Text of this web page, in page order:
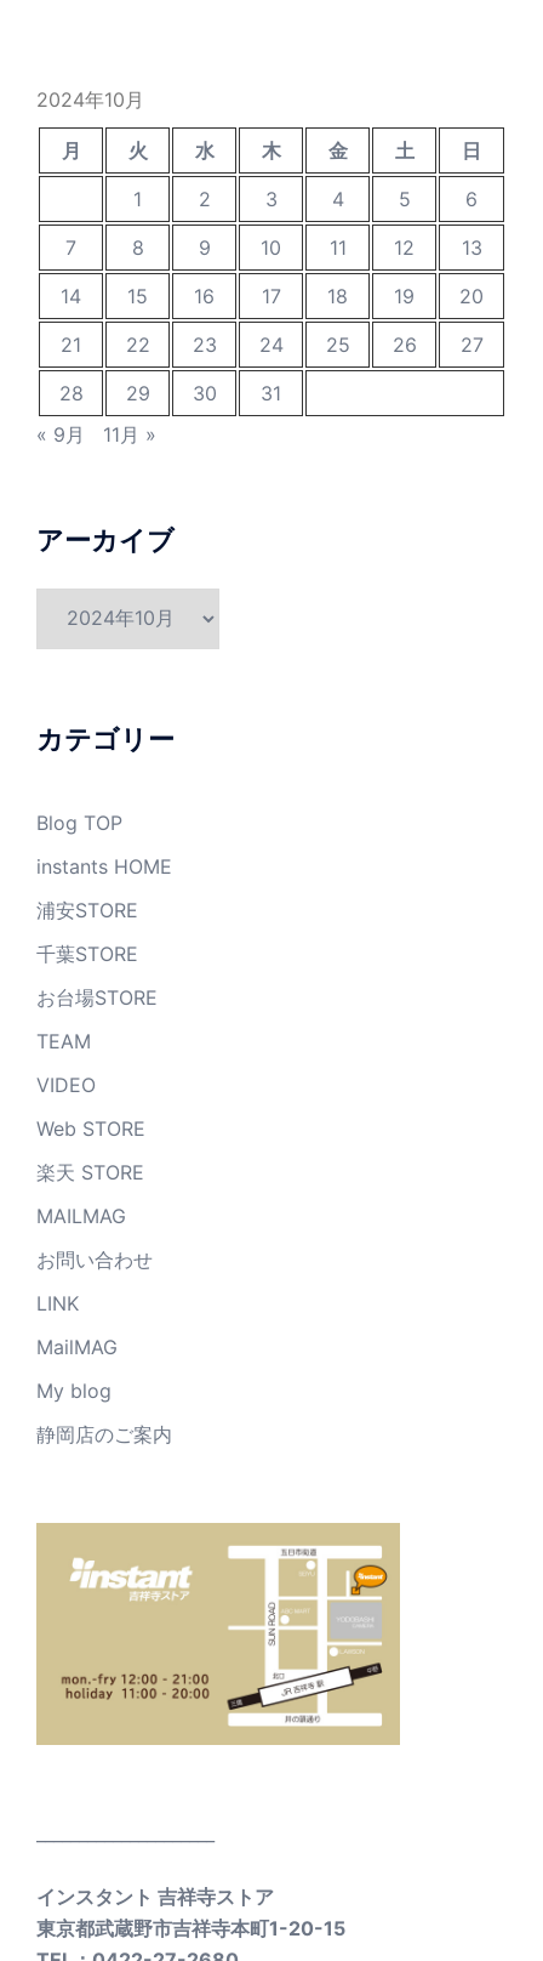
2024年10月
月 火 水 木 金 土
日
1
2 3 4 5
6
7
8 9 10 11 12
13
14
15 16 17 18 19
20
21
22 23 24 25 26
27
28
29 30
31
« 9月
11月 »
アーカイブ
ブ
カテゴリー
Blog TOP
instants HOME
浦安STORE
千葉STORE
お台場STORE
TEAM
VIDEO
Web STORE
楽天 STORE
MAILMAG
お問い合わせ
LINK
MailMAG
My blog
静岡店のご案内
インスタント 吉祥寺ストア
東京都武蔵野市吉祥寺本町1-20-15